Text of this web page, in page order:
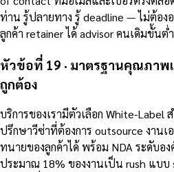
ท่าน รู้ปลายทาง รู้ deadline — ไม่ต้อง
ลูกค้า retainer ได้ advisor คนเดิมขั้นต่
หัวข้อที่ 19 · มาตรฐานคุณภาพ
ถูกต้อง
บริการของเรามีตัวเลือก White-
ปรึกษาวีซ่าที่ต้องการ outsource งานเ
ทนายของลูกค้าได้ พร้อม NDA ระดับอง
ประมาณ 18% ของงานเป็น rush แบบ